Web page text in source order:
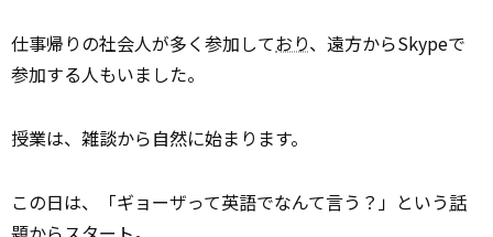
仕事帰りの社会人が多く参加しており、遠方からSkypeで
参加する人もいました。
授業は、雑談から自然に始まります。
この日は、「ギョーザって英語でなんて言う？」という話